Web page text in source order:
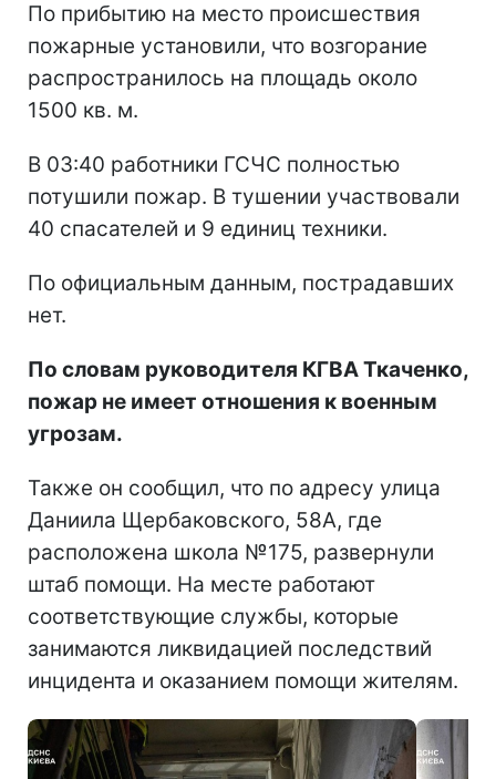
По прибытию на место происшествия
пожарные установили, что возгорание
распространилось на площадь около
1500 кв. м.
В 03:40 работники ГСЧС полностью
потушили пожар. В тушении участвовали
40 спасателей и 9 единиц техники.
По официальным данным, пострадавших
нет.
По словам руководителя КГВА Ткаченко,
пожар не имеет отношения к военным
угрозам.
Также он сообщил, что по адресу улица
Даниила Щербаковского, 58А, где
расположена школа №175, развернули
штаб помощи. На месте работают
соответствующие службы, которые
занимаются ликвидацией последствий
инцидента и оказанием помощи жителям.